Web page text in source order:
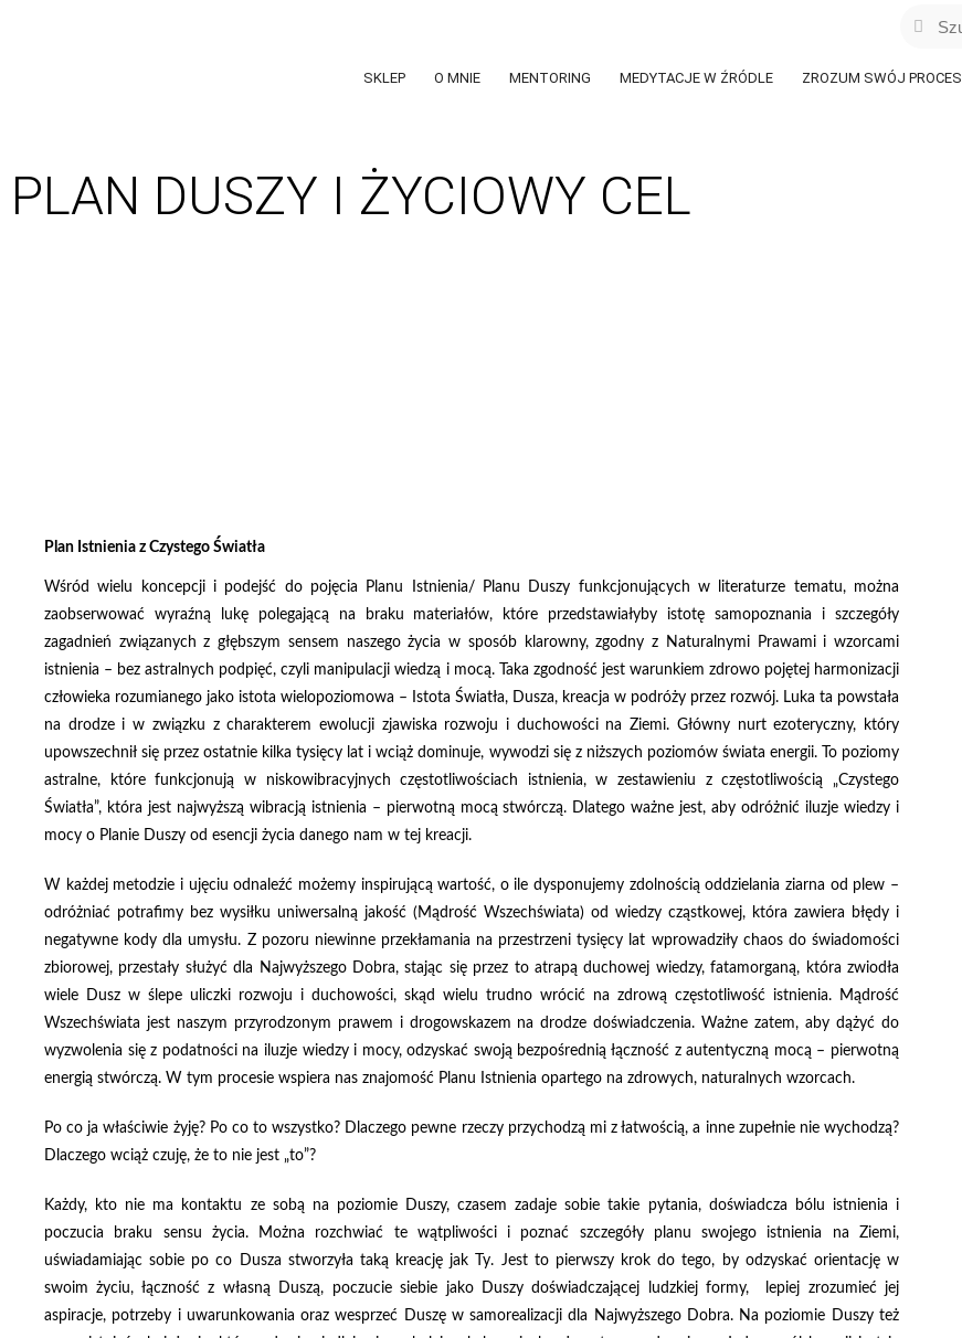
SKLEP O MNIE MENTORING MEDYTACJE W ŹRÓDLE ZROZUM SWÓJ PROCES
PLAN DUSZY I ŻYCIOWY CEL
Plan Istnienia z Czystego Światła
Wśród wielu koncepcji i podejść do pojęcia Planu Istnienia/ Planu Duszy funkcjonujących w literaturze tematu, można
zaobserwować wyraźną lukę polegającą na braku materiałów, które przedstawiałyby istotę samopoznania i szczegóły
zagadnień związanych z głębszym sensem naszego życia w sposób klarowny, zgodny z Naturalnymi Prawami i wzorcami
istnienia – bez astralnych podpięć, czyli manipulacji wiedzą i mocą. Taka zgodność jest warunkiem zdrowo pojętej harmonizacji
człowieka rozumianego jako istota wielopoziomowa – Istota Światła, Dusza, kreacja w podróży przez rozwój. Luka ta powstała
na drodze i w związku z charakterem ewolucji zjawiska rozwoju i duchowości na Ziemi. Główny nurt ezoteryczny, który
upowszechnił się przez ostatnie kilka tysięcy lat i wciąż dominuje, wywodzi się z niższych poziomów świata energii. To poziomy
astralne, które funkcjonują w niskowibracyjnych częstotliwościach istnienia, w zestawieniu z częstotliwością „Czystego
Światła”, która jest najwyższą wibracją istnienia – pierwotną mocą stwórczą. Dlatego ważne jest, aby odróżnić iluzje wiedzy i
mocy o Planie Duszy od esencji życia danego nam w tej kreacji.
W każdej metodzie i ujęciu odnaleźć możemy inspirującą wartość, o ile dysponujemy zdolnością oddzielania ziarna od plew –
odróżniać potrafimy bez wysiłku uniwersalną jakość (Mądrość Wszechświata) od wiedzy cząstkowej, która zawiera błędy i
negatywne kody dla umysłu. Z pozoru niewinne przekłamania na przestrzeni tysięcy lat wprowadziły chaos do świadomości
zbiorowej, przestały służyć dla Najwyższego Dobra, stając się przez to atrapą duchowej wiedzy, fatamorganą, która zwiodła
wiele Dusz w ślepe uliczki rozwoju i duchowości, skąd wielu trudno wrócić na zdrową częstotliwość istnienia. Mądrość
Wszechświata jest naszym przyrodzonym prawem i drogowskazem na drodze doświadczenia. Ważne zatem, aby dążyć do
wyzwolenia się z podatności na iluzje wiedzy i mocy, odzyskać swoją bezpośrednią łączność z autentyczną mocą – pierwotną
energią stwórczą. W tym procesie wspiera nas znajomość Planu Istnienia opartego na zdrowych, naturalnych wzorcach.
Po co ja właściwie żyję? Po co to wszystko? Dlaczego pewne rzeczy przychodzą mi z łatwością, a inne zupełnie nie wychodzą?
Dlaczego wciąż czuję, że to nie jest „to”?
Każdy, kto nie ma kontaktu ze sobą na poziomie Duszy, czasem zadaje sobie takie pytania, doświadcza bólu istnienia i
poczucia braku sensu życia. Można rozchwiać te wątpliwości i poznać szczegóły planu swojego istnienia na Ziemi,
uświadamiając sobie po co Dusza stworzyła taką kreację jak Ty. Jest to pierwszy krok do tego, by odzyskać orientację w
swoim życiu, łączność z własną Duszą, poczucie siebie jako Duszy doświadczającej ludzkiej formy, lepiej zrozumieć jej
aspiracje, potrzeby i uwarunkowania oraz wesprzeć Duszę w samorealizacji dla Najwyższego Dobra. Na poziomie Duszy też